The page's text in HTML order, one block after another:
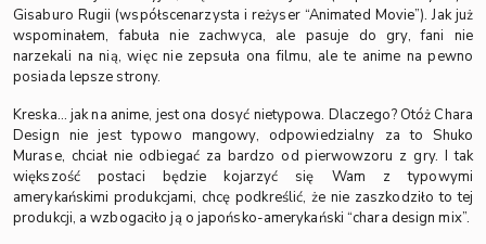
Gisaburo Rugii (współscenarzysta i reżyser “Animated Movie”). Jak już
wspominałem, fabuła nie zachwyca, ale pasuje do gry, fani nie
narzekali na nią, więc nie zepsuła ona filmu, ale te anime na pewno
posiada lepsze strony.
Kreska… jak na anime, jest ona dosyć nietypowa. Dlaczego? Otóż Chara
Design nie jest typowo mangowy, odpowiedzialny za to Shuko
Murase, chciał nie odbiegać za bardzo od pierwowzoru z gry. I tak
większość postaci będzie kojarzyć się Wam z typowymi
amerykańskimi produkcjami, chcę podkreślić, że nie zaszkodziło to tej
produkcji, a wzbogaciło ją o japońsko-amerykański “chara design mix”.